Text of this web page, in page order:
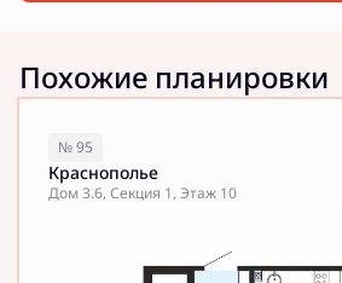
Похожие планировки
№ 95
Краснополье
Дом 3.6, Секция 1, Этаж 10